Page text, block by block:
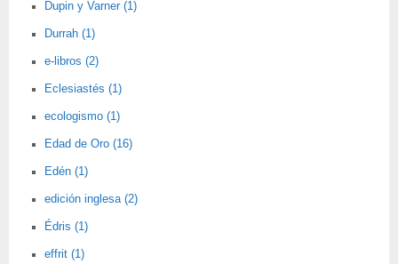
Dupin y Varner (1)
Durrah (1)
e-libros (2)
Eclesiastés (1)
ecologismo (1)
Edad de Oro (16)
Edén (1)
edición inglesa (2)
Édris (1)
effrit (1)